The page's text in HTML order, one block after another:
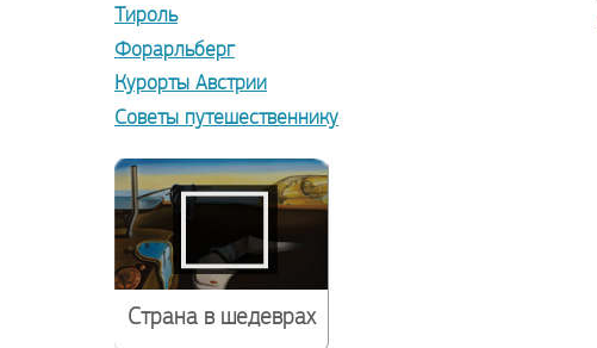
Тироль
Форарльберг
Курорты Австрии
Советы путешественнику
Страна в шедеврах
искусство
миниатюра